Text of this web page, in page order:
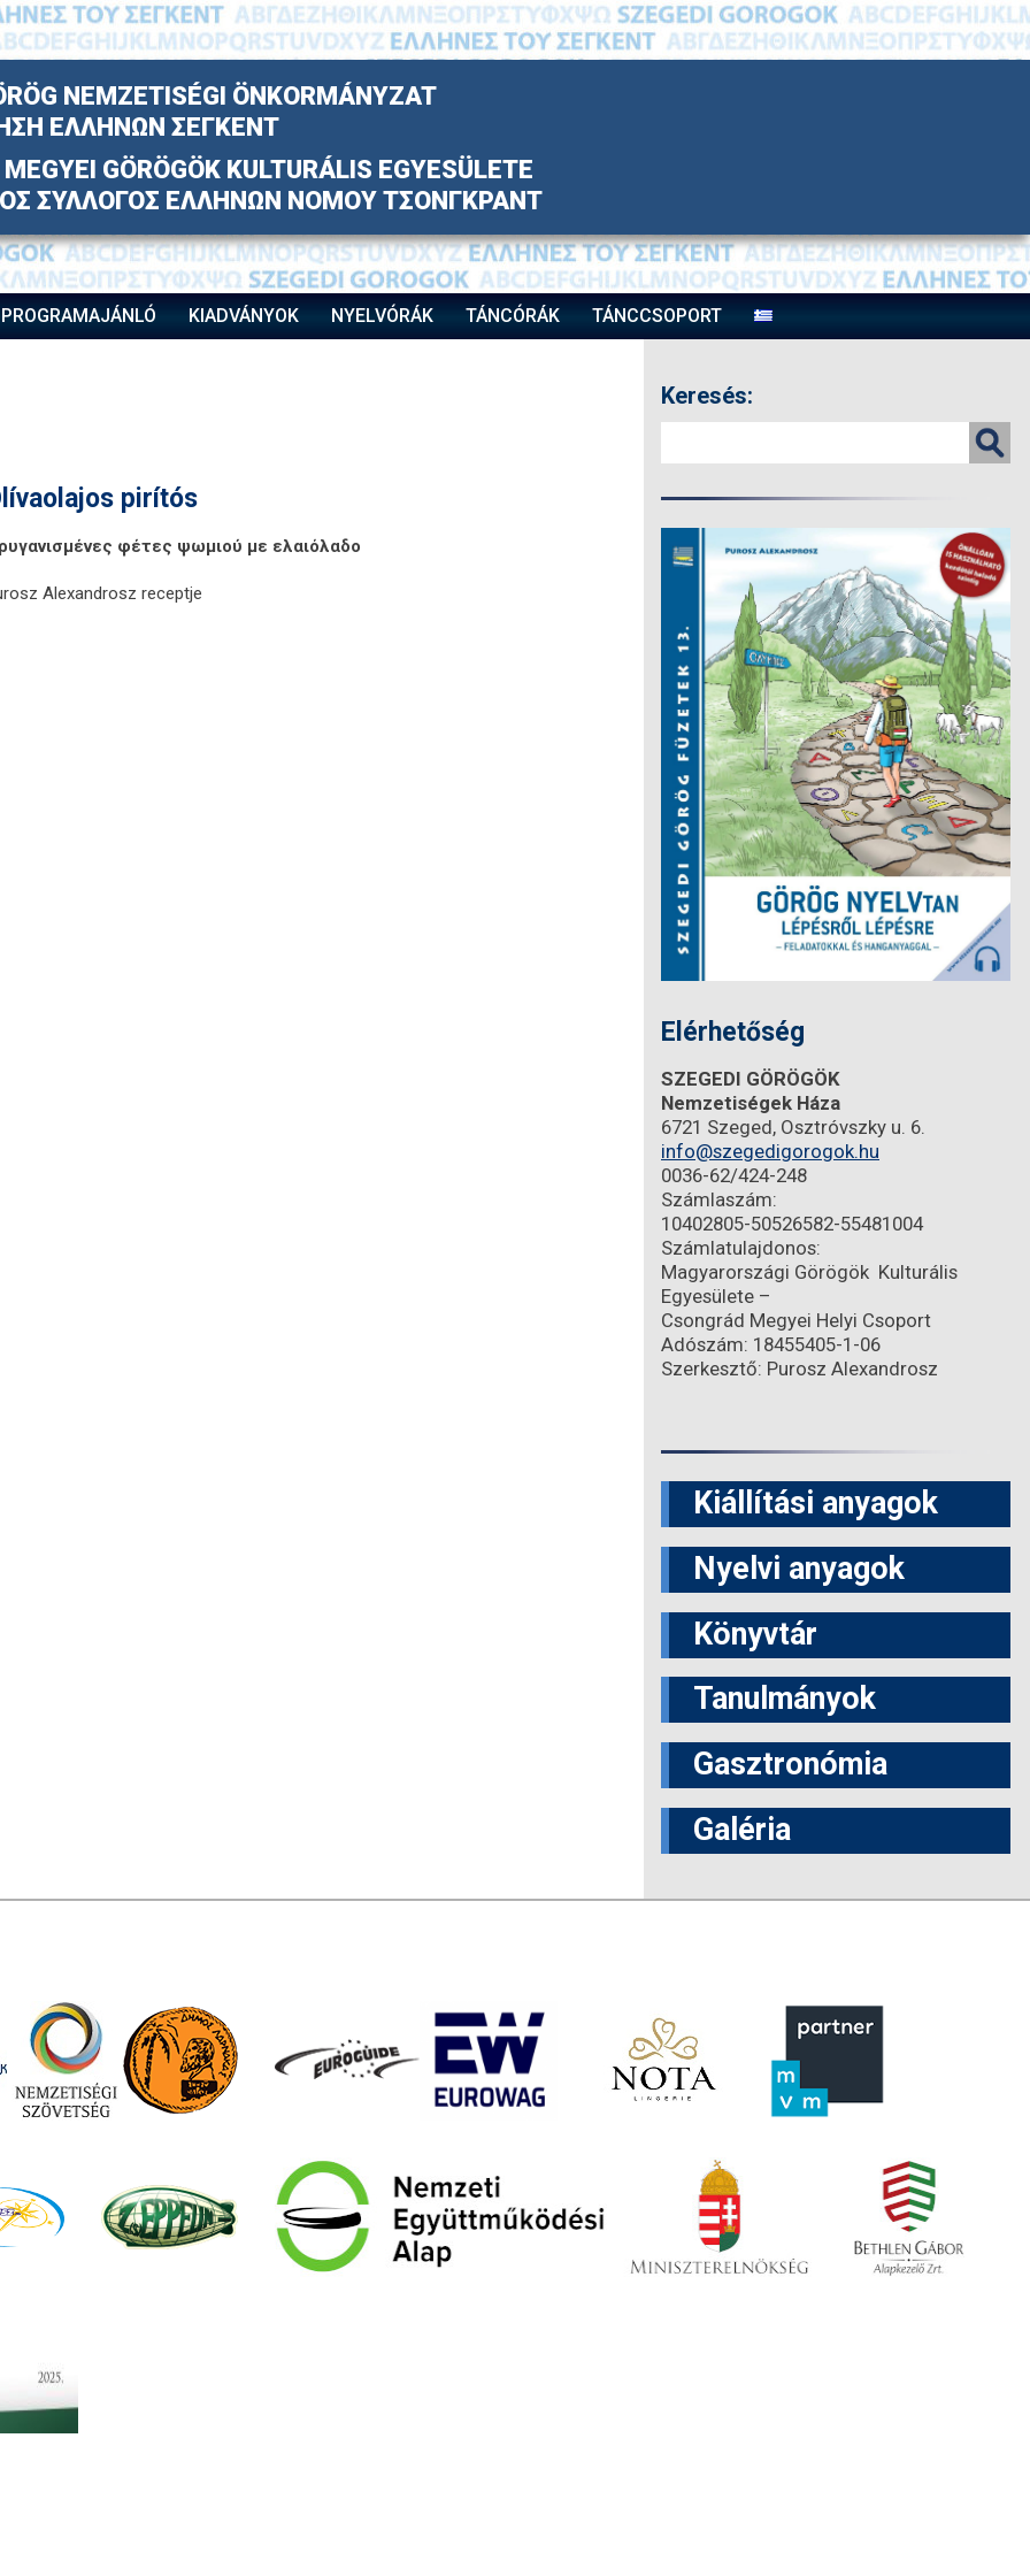
NEMZETISÉGI ÖNKORMÁNYZAT
ΕΛΛΗΝΩΝ ΣΕΓΚΕΝΤ
GÖRÖGÖK KULTURÁLIS EGYESÜLETE
ΣΥΛΛΟΓΟΣ ΕΛΛΗΝΩΝ ΝΟΜΟΥ ΤΣΟΝΓΚΡΑΝΤ
PROGRAMAJÁNLÓ KIADVÁNYOK NYELVÓRÁK TÁNCÓRÁK TÁNCCSOPORT
pirítós
φέτες ψωμιού με ελαιόλαδο
Alexandrosz receptje
Keresés:
Elérhetőség
SZEGEDI GÖRÖGÖK
Nemzetiségek Háza
6721 Szeged, Osztróvszky u. 6.
info@szegedigorogok.hu
0036-62/424-248
Számlaszám:
10402805-50526582-55481004
Számlatulajdonos:
Magyarországi Görögök Kulturális
Egyesülete –
Csongrád Megyei Helyi Csoport
Adószám: 18455405-1-06
Szerkesztő: Purosz Alexandrosz
Kiállítási anyagok
Nyelvi anyagok
Könyvtár
Tanulmányok
Gasztronómia
Galéria